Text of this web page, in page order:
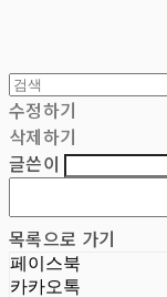
수정하기
삭제하기
글쓴이
목록으로 가기
페이스북
카카오톡